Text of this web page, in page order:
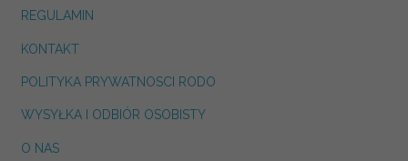
REGULAMIN
KONTAKT
POLITYKA PRYWATNOSCI RODO
WYSYŁKA I ODBIÓR OSOBISTY
O NAS